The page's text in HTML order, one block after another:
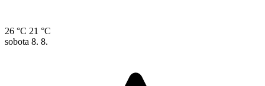
26 °C 21 °C
sobota 8. 8.